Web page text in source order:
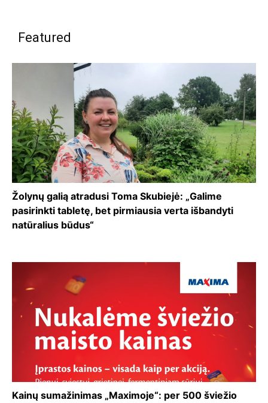
Featured
Žolynų galią atradusi Toma Skubiejė: „Galime
pasirinkti tabletę, bet pirmiausia verta išbandyti
natūralius būdus“
Kainų sumažinimas „Maximoje“: per 500 šviežio